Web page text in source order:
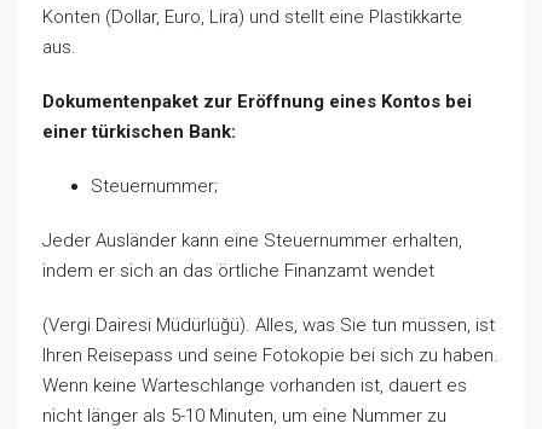
Konten (Dollar, Euro, Lira) und stellt eine Plastikkarte
aus.
Dokumentenpaket zur Eröffnung eines Kontos bei
einer türkischen Bank:
Steuernummer;
Jeder Ausländer kann eine Steuernummer erhalten,
indem er sich an das örtliche Finanzamt wendet
(Vergi Dairesi Müdürlüğü). Alles, was Sie tun müssen, ist
Ihren Reisepass und seine Fotokopie bei sich zu haben.
Wenn keine Warteschlange vorhanden ist, dauert es
nicht länger als 5-10 Minuten, um eine Nummer zu